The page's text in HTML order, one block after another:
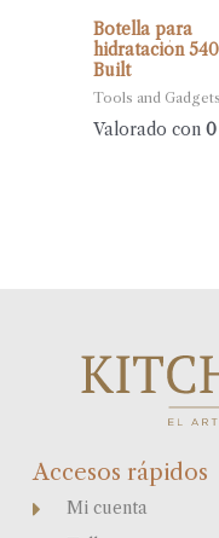
Botella para
hidratación
Built
Tools and Gadgets
Valorado con0
Accesos rápidos
Mi cuenta